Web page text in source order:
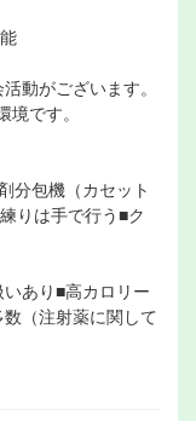
動がございます。
です。
分包機（カセット
りは手で行う■ク
あり■高カロリー
（注射薬に関して